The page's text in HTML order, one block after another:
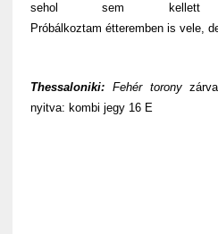
sehol sem kellett
Próbálkoztam étteremben is vele,
Thessaloniki: Fehér torony
nyitva: kombi jegy 16 E